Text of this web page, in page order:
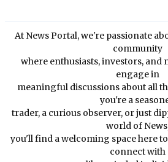
At News Portal, we're passionate
community
where enthusiasts, investors, and
engage in
meaningful discussions about all
you're a
trader, a curious observer, or just
world of
you'll find a welcoming space here
connect with